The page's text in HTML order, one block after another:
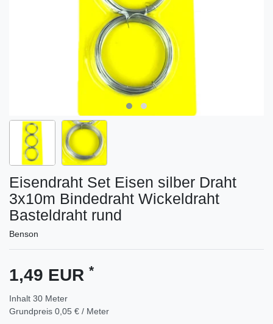
Eisendraht Set Eisen silber Draht
3x10m Bindedraht Wickeldraht
Basteldraht rund
Benson
1,49 EUR *
Inhalt 30 Meter
Grundpreis 0,05 € / Meter